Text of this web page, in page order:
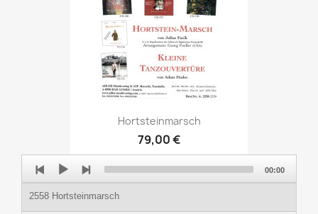
Hortsteinmarsch
79,00 €
Player
2558 Hortsteinmarsch
00:00